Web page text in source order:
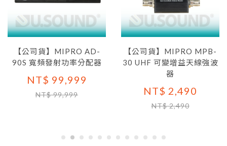
【公司貨】MIPRO AD-
90S 寬頻發射功率分配器
NT$ 99,999
NT$ 99,999
【公司貨】MIPRO MPB-
30 UHF 可變增益天線強波
器
NT$ 2,490
NT$ 2,490